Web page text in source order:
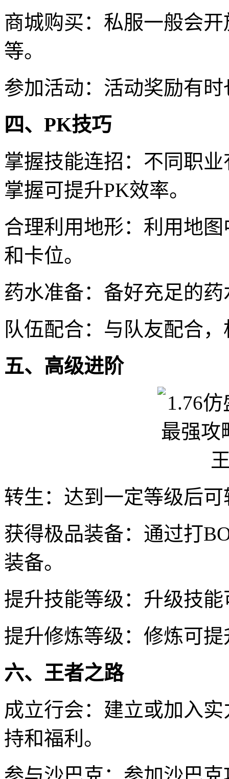
商城购买：私服一般会
等。
参加活动：活动奖励有
四、PK技巧
掌握技能连招：不同职
掌握可提升PK效率。
合理利用地形：利用地
和卡位。
药水准备：备好充足的
队伍配合：与队友配合
五、高级进阶
转生：达到一定等级后
获得极品装备：通过打
装备。
提升技能等级：升级技
提升修炼等级：修炼可
六、王者之路
成立行会：建立或加入
持和福利。